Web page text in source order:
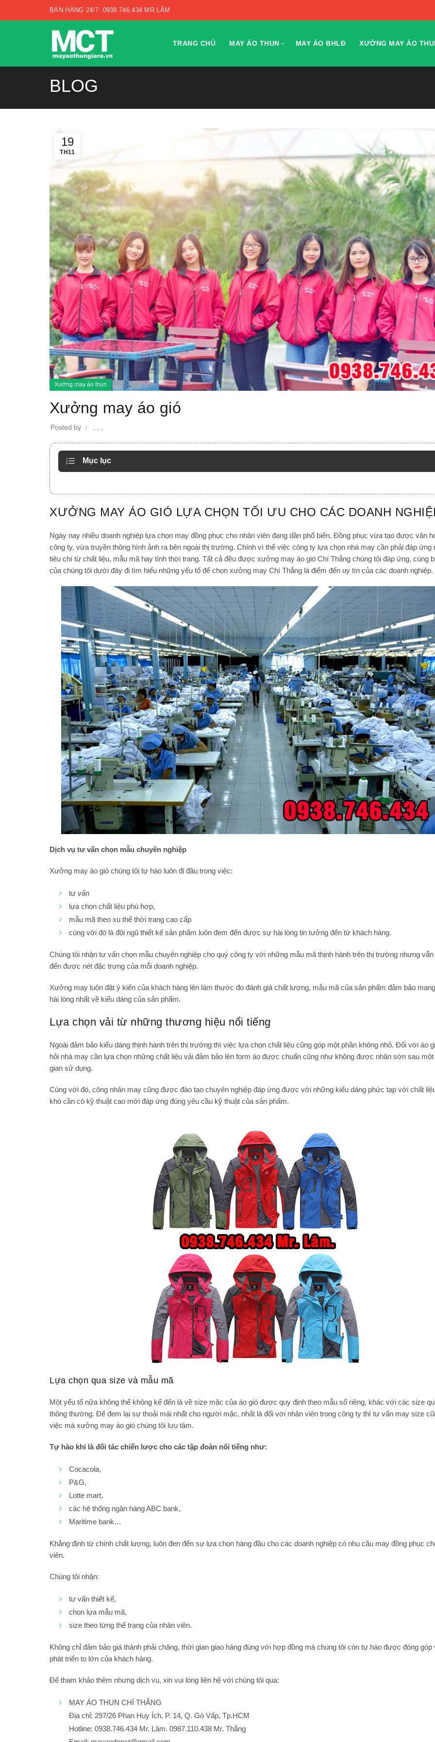
BÁN HÀNG 24/7: 0938.746.434 MR LÂM
TRANG CHỦ MAY ÁO THUN MAY ÁO BHLĐ XƯỞNG MAY ÁO
BLOG
19
TH11
Xưởng may áo thun
Xưởng may áo gió
Posted by , , ,
Mục lục
XƯỞNG MAY ÁO GIÓ LỰA CHỌN TỐI ƯU CHO CÁC DOANH
Ngày nay nhiều doanh nghiệp lựa chọn may đồng phục cho nhân viên đang dần phổ biến. Đồng phục vừa tạo được văn
công ty, vừa truyền thông hình ảnh ra bên ngoài thị trường. Chính vì thế việc công ty lựa chọn nhà may cần phải đáp ứng
tiêu chí từ chất liệu, mẫu mã hay tính thời trang. Tất cả đều được xưởng may áo gió Chí Thắng chúng tôi đáp ứng, cùng
của chúng tôi dưới đây đi tìm hiểu những yếu tố để chọn xưởng may Chí Thắng là điểm đến uy tín của các doanh nghiệp.
Dịch vụ tư vấn chọn mẫu chuyên nghiệp
Xưởng may áo gió chúng tôi tự hào luôn đi đầu trong việc:
tư vấn
lựa chọn chất liệu phù hợp,
mẫu mã theo xu thế thời trang cao cấp
cùng với đó là đội ngũ thiết kế sản phẩm luôn đem đến được sự hài lòng tin tưởng đến từ khách hàng.
Chúng tôi nhận tư vấn chọn mẫu chuyên nghiệp cho quý công ty với những mẫu mã thịnh hành trên thị trường nhưng
đến được nét đặc trưng của mỗi doanh nghiệp.
Xưởng may luôn đặt ý kiến của khách hàng lên làm thước đo đánh giá chất lượng, mẫu mã của sản phẩm đảm bảo
hài lòng nhất về kiểu dáng của sản phẩm.
Lựa chọn vải từ những thương hiệu nổi tiếng
Ngoài đảm bảo kiểu dáng thịnh hành trên thị trường thì việc lựa chọn chất liệu cũng góp một phần không nhỏ. Đối với áo
hỏi nhà may cần lựa chọn những chất liệu vải đảm bảo lên form áo được chuẩn cũng như không được nhăn sờn sau
gian sử dụng.
Cùng với đó, công nhân may cũng được đào tạo chuyên nghiệp đáp ứng được với những kiểu dáng phức tạp với chất
khó cần có kỹ thuật cao mới đáp ứng đúng yêu cầu kỹ thuật của sản phẩm.
Lựa chọn qua size và mẫu mã
Một yếu tố nữa không thể không kể đến là về size mặc của áo gió được quy định theo mẫu số riêng, khác với các size
thông thường. Để đem lại sự thoải mái nhất cho người mặc, nhất là đối với nhân viên trong công ty thì tư vấn may size
việc mà xưởng may áo gió chúng tôi lưu tâm.
Tự hào khi là đối tác chiến lược cho các tập đoàn nổi tiếng như:
Cocacola,
P&G,
Lotte mart,
các hệ thống ngân hàng ABC bank,
Maritime bank…
Khẳng định từ chính chất lượng, luôn đen đến sự lựa chọn hàng đầu cho các doanh nghiệp có nhu cầu may đồng phục
viên.
Chúng tôi nhận:
tư vấn thiết kế,
chọn lựa mẫu mã,
size theo từng thể trạng của nhân viên.
Không chỉ đảm bảo giá thành phải chăng, thời gian giao hàng đúng với hợp đồng mà chúng tôi còn tự hào được đóng
phát triển to lớn của khách hàng.
Để tham khảo thêm nhưng dịch vụ, xin vui lòng liên hệ với chúng tôi qua:
MAY ÁO THUN CHÍ THẮNG
Địa chỉ: 297/26 Phan Huy Ích, P. 14, Q. Gò Vấp, Tp.HCM
Hotline: 0938.746.434 Mr. Lâm. 0987.110.438 Mr. Thắng